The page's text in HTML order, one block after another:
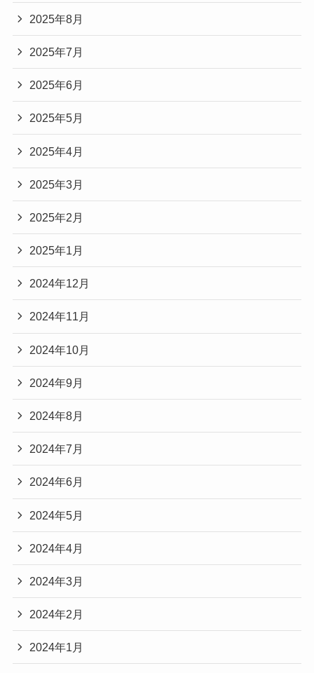
2025年8月
2025年7月
2025年6月
2025年5月
2025年4月
2025年3月
2025年2月
2025年1月
2024年12月
2024年11月
2024年10月
2024年9月
2024年8月
2024年7月
2024年6月
2024年5月
2024年4月
2024年3月
2024年2月
2024年1月